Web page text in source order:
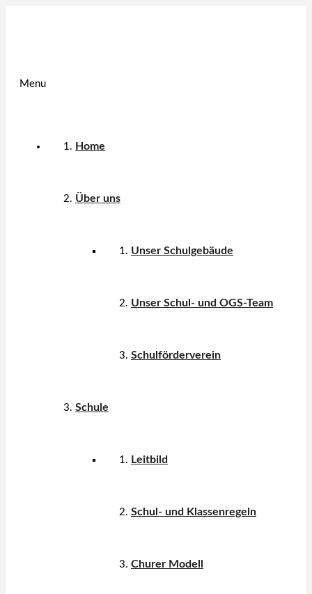
Menu
Home
Über uns
Unser Schulgebäude
Unser Schul- und OGS-Team
Schulförderverein
Schule
Leitbild
Schul- und Klassenregeln
Churer Modell